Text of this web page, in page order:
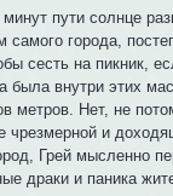
пути солнце
самого города,
сесть на пикник,
была внутри этих
метров. Нет, не
чрезмерной и
Грей мысленно
драки и паника